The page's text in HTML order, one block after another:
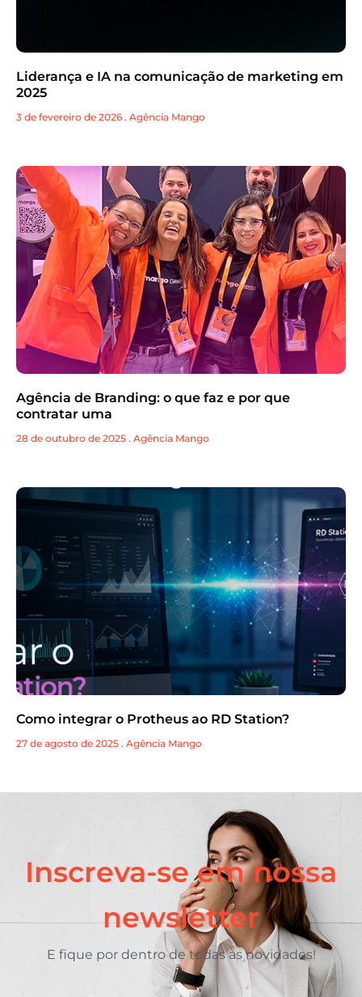
Liderança e IA na comunicação de marketing em
2025
3 de fevereiro de 2026 . Agência Mango
Agência de Branding: o que faz e por que
contratar uma
28 de outubro de 2025 . Agência Mango
Como integrar o Protheus ao RD Station?
27 de agosto de 2025 . Agência Mango
Inscreva-se em nossa
newsletter
E fique por dentro de todas as novidades!